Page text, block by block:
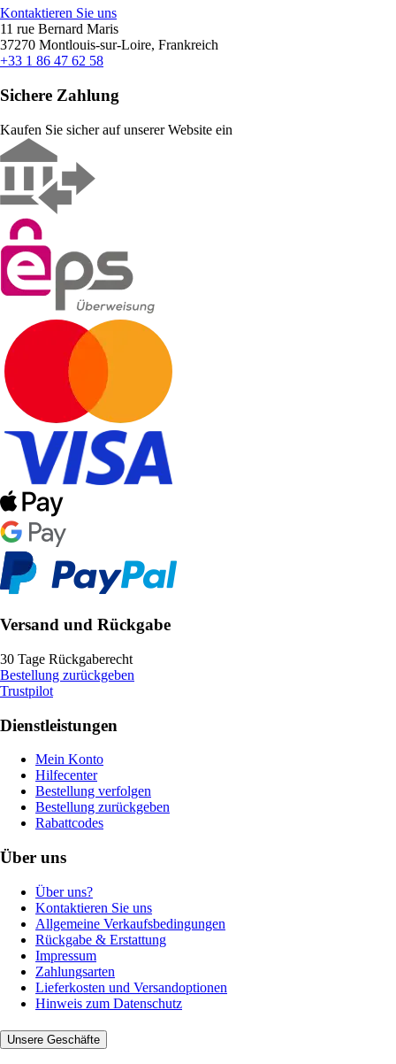
Kontaktieren Sie uns
11 rue Bernard Maris
37270 Montlouis-sur-Loire, Frankreich
+33 1 86 47 62 58
Sichere Zahlung
Kaufen Sie sicher auf unserer Website ein
Versand und Rückgabe
30 Tage Rückgaberecht
Bestellung zurückgeben
Trustpilot
Dienstleistungen
Mein Konto
Hilfecenter
Bestellung verfolgen
Bestellung zurückgeben
Rabattcodes
Über uns
Über uns?
Kontaktieren Sie uns
Allgemeine Verkaufsbedingungen
Rückgabe & Erstattung
Impressum
Zahlungsarten
Lieferkosten und Versandoptionen
Hinweis zum Datenschutz
Unsere Geschäfte